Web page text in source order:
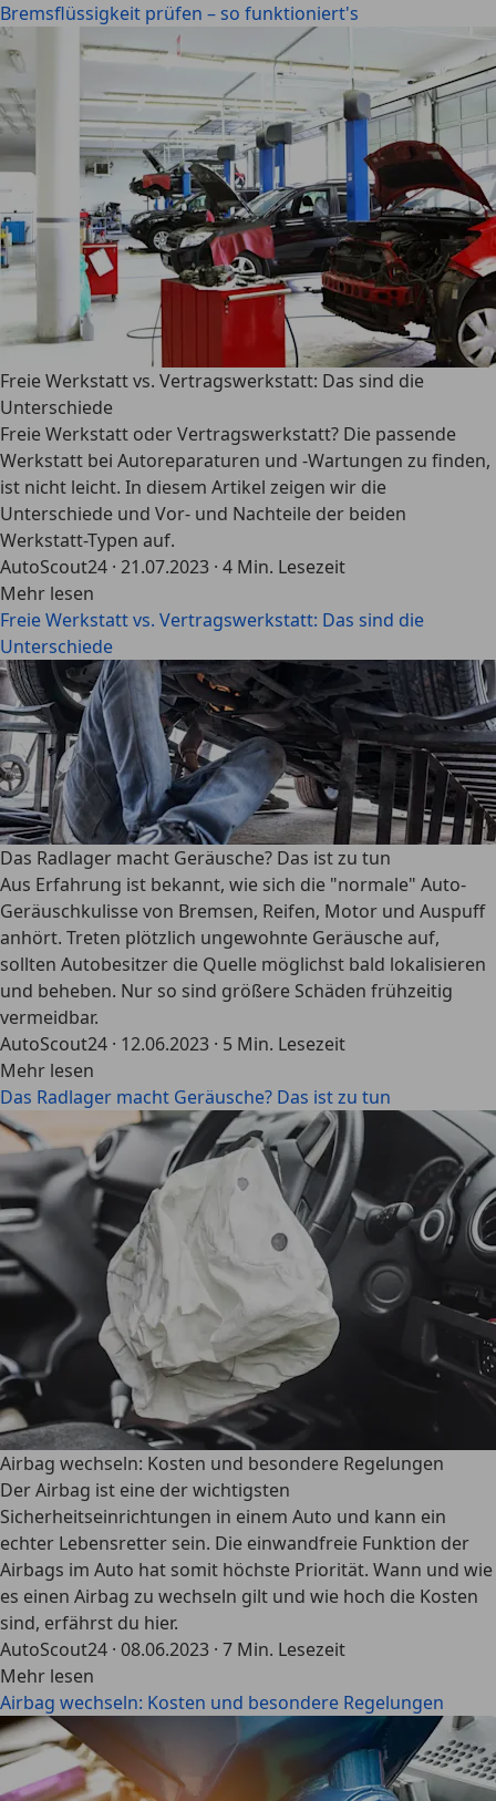
Bremsflüssigkeit prüfen – so funktioniert's
Freie Werkstatt vs. Vertragswerkstatt: Das sind die
Unterschiede
Freie Werkstatt oder Vertragswerkstatt? Die passende
Werkstatt bei Autoreparaturen und -Wartungen zu finden,
ist nicht leicht. In diesem Artikel zeigen wir die
Unterschiede und Vor- und Nachteile der beiden
Werkstatt-Typen auf.
AutoScout24 · 21.07.2023 · 4 Min. Lesezeit
Mehr lesen
Freie Werkstatt vs. Vertragswerkstatt: Das sind die
Unterschiede
Das Radlager macht Geräusche? Das ist zu tun
Aus Erfahrung ist bekannt, wie sich die "normale" Auto-
Geräuschkulisse von Bremsen, Reifen, Motor und Auspuff
anhört. Treten plötzlich ungewohnte Geräusche auf,
sollten Autobesitzer die Quelle möglichst bald lokalisieren
und beheben. Nur so sind größere Schäden frühzeitig
vermeidbar.
AutoScout24 · 12.06.2023 · 5 Min. Lesezeit
Mehr lesen
Das Radlager macht Geräusche? Das ist zu tun
Airbag wechseln: Kosten und besondere Regelungen
Der Airbag ist eine der wichtigsten
Sicherheitseinrichtungen in einem Auto und kann ein
echter Lebensretter sein. Die einwandfreie Funktion der
Airbags im Auto hat somit höchste Priorität. Wann und wie
es einen Airbag zu wechseln gilt und wie hoch die Kosten
sind, erfährst du hier.
AutoScout24 · 08.06.2023 · 7 Min. Lesezeit
Mehr lesen
Airbag wechseln: Kosten und besondere Regelungen